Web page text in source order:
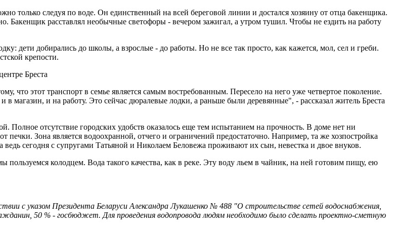
только следуя по воде. Он единственный на всей береговой линии и достался хозяину от отца бакенщика.
Бакенщик расставлял необычные светофоры - вечером зажигал, а утром тушил. Чтобы не ездить на работу
дети добирались до школы, а взрослые - до работы. Но не все так просто, как кажется, мол, сел и греби.
крепости.
что этот транспорт в семье является самым востребованным. Пересело на него уже четвертое поколение.
магазин, и на работу. Это сейчас дюралевые лодки, а раньше были деревянные", - рассказал житель Бреста
Полное отсутствие городских удобств оказалось еще тем испытанием на прочность. В доме нет ни
печки. Зона является водоохранной, отчего и ограничений предостаточно. Например, та же хозпостройка
сегодня с супругами Татьяной и Николаем Беловежа проживают их сын, невестка и двое внуков.
колодцем. Вода такого качества, как в реке. Эту воду льем в чайник, на ней готовим пищу, ею
с указом Президента Беларуси Александра Лукашенко № 488 "О строительстве сетей водоснабжения,
50 % - госбюджет. Для проведения водопровода людям необходимо было сделать проектно-сметную